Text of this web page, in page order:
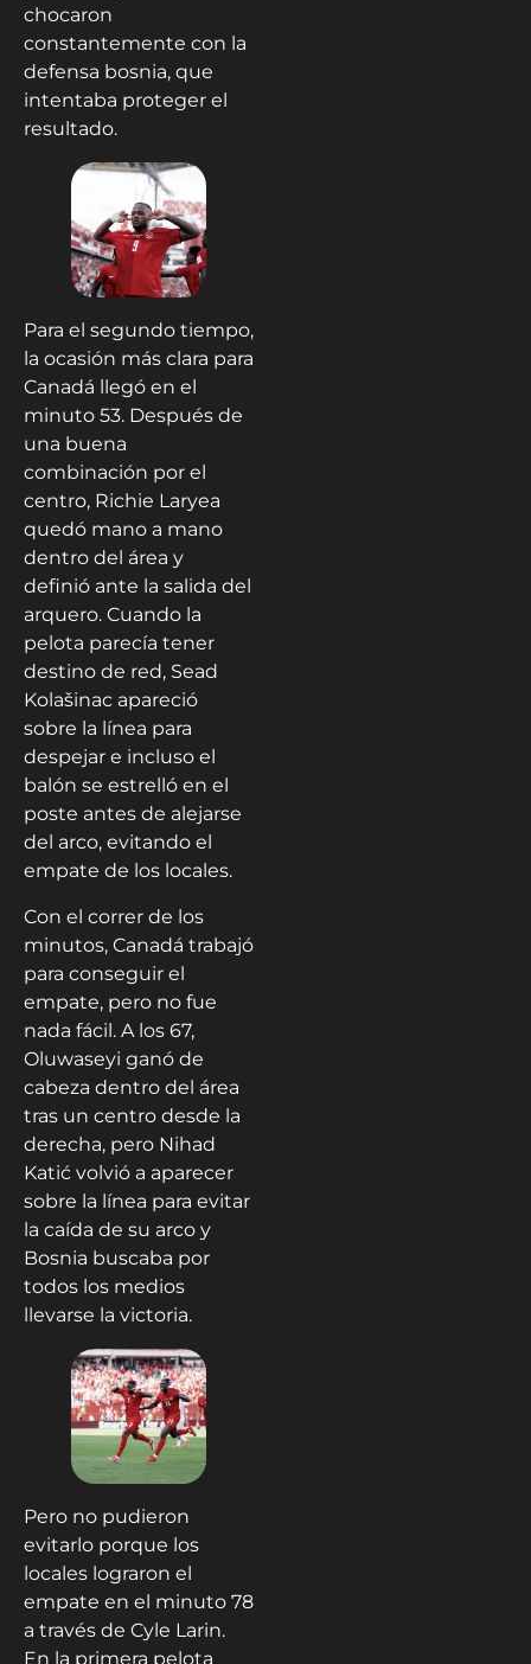
chocaron
constantemente con la
defensa bosnia, que
intentaba proteger el
resultado.
Para el segundo tiempo,
la ocasión más clara para
Canadá llegó en el
minuto 53. Después de
una buena
combinación por el
centro, Richie Laryea
quedó mano a mano
dentro del área y
definió ante la salida del
arquero. Cuando la
pelota parecía tener
destino de red, Sead
Kolašinac apareció
sobre la línea para
despejar e incluso el
balón se estrelló en el
poste antes de alejarse
del arco, evitando el
empate de los locales.
Con el correr de los
minutos, Canadá trabajó
para conseguir el
empate, pero no fue
nada fácil. A los 67,
Oluwaseyi ganó de
cabeza dentro del área
tras un centro desde la
derecha, pero Nihad
Katić volvió a aparecer
sobre la línea para evitar
la caída de su arco y
Bosnia buscaba por
todos los medios
llevarse la victoria.
Pero no pudieron
evitarlo porque los
locales lograron el
empate en el minuto 78
a través de Cyle Larin.
En la primera pelota